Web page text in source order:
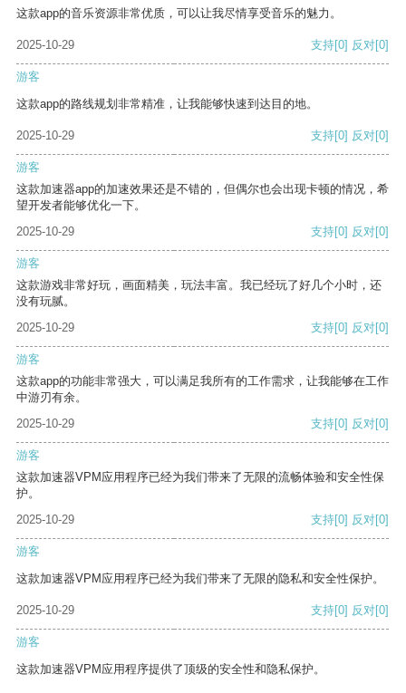
这款app的音乐资源非常优质，可以让我尽情享受音乐的魅力。
2025-10-29 支持[0] 反对[0]
游客
这款app的路线规划非常精准，让我能够快速到达目的地。
2025-10-29 支持[0] 反对[0]
游客
这款加速器app的加速效果还是不错的，但偶尔也会出现卡顿的情况，希
望开发者能够优化一下。
2025-10-29
支持[0] 反对[0]
游客
这款游戏非常好玩，画面精美，玩法丰富。我已经玩了好几个小时，还
没有玩腻。
2025-10-29
支持[0] 反对[0]
游客
这款app的功能非常强大，可以满足我所有的工作需求，让我能够在工作
中游刃有余。
2025-10-29
支持[0] 反对[0]
游客
这款加速器VPM应用程序已经为我们带来了无限的流畅体验和安全性保
护。
2025-10-29
支持[0] 反对[0]
游客
这款加速器VPM应用程序已经为我们带来了无限的隐私和安全性保护。
2025-10-29 支持[0] 反对[0]
游客
这款加速器VPM应用程序提供了顶级的安全性和隐私保护。